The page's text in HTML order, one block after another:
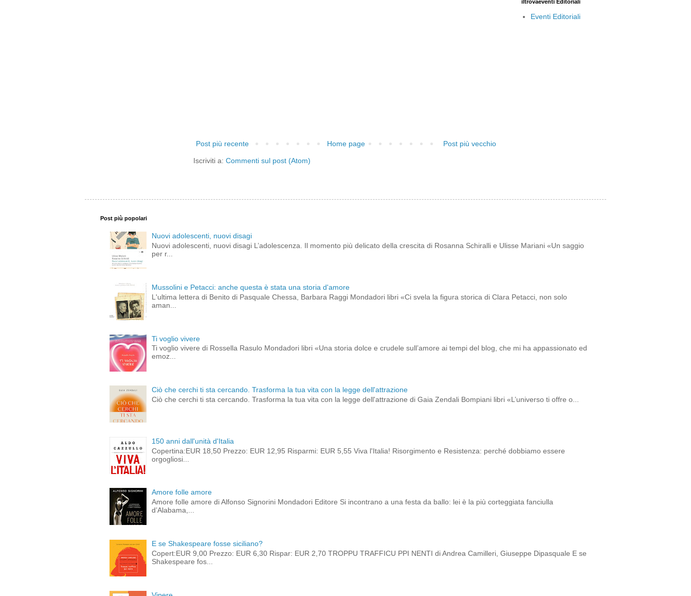
Post più recente Post più vecchio
Home page
Iscriviti a: Commenti sul post (Atom)
iltrovaeventi Editoriali
Eventi Editoriali
Post più popolari
Nuovi adolescenti, nuovi disagi
Nuovi adolescenti, nuovi disagi L’adolescenza. Il momento più delicato della crescita di Rosanna Schiralli e Ulisse Mariani «Un saggio
per r...
Mussolini e Petacci: anche questa è stata una storia d'amore
L'ultima lettera di Benito di Pasquale Chessa, Barbara Raggi Mondadori libri «Ci svela la figura storica di Clara Petacci, non solo
aman...
Ti voglio vivere
Ti voglio vivere di Rossella Rasulo Mondadori libri «Una storia dolce e crudele sull’amore ai tempi del blog, che mi ha appassionato ed
emoz...
Ciò che cerchi ti sta cercando. Trasforma la tua vita con la legge dell'attrazione
Ciò che cerchi ti sta cercando. Trasforma la tua vita con la legge dell'attrazione di Gaia Zendali Bompiani libri «L’universo ti offre o...
150 anni dall'unità d'Italia
Copertina:EUR 18,50 Prezzo: EUR 12,95 Risparmi: EUR 5,55 Viva l'Italia! Risorgimento e Resistenza: perché dobbiamo essere
orgogliosi...
Amore folle amore
Amore folle amore di Alfonso Signorini Mondadori Editore Si incontrano a una festa da ballo: lei è la più corteggiata fanciulla
d’Alabama,...
E se Shakespeare fosse siciliano?
Copert:EUR 9,00 Prezzo: EUR 6,30 Rispar: EUR 2,70 TROPPU TRAFFICU PPI NENTI di Andrea Camilleri, Giuseppe Dipasquale E se
Shakespeare fos...